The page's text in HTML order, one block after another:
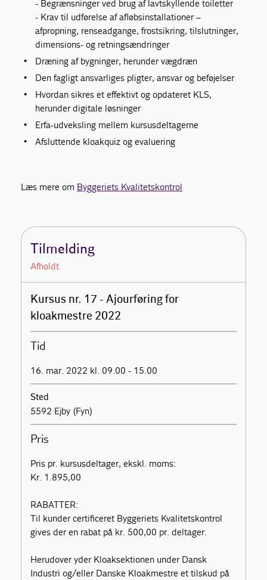
- Begrænsninger ved brug af lavtskyllende toiletter
- Krav til udførelse af afløbsinstallationer –
afpropning, renseadgange, frostsikring, tilslutninger,
dimensions- og retningsændringer
Dræning af bygninger, herunder vægdræn
Den fagligt ansvarliges pligter, ansvar og beføjelser
Hvordan sikres et effektivt og opdateret KLS,
herunder digitale løsninger
Erfa-udveksling mellem kursusdeltagerne
Afsluttende kloakquiz og evaluering
Læs mere om Byggeriets Kvalitetskontrol
Tilmelding
Afholdt
Kursus nr. 17 - Ajourføring for
kloakmestre 2022
Tid
16. mar. 2022 kl. 09.00 - 15.00
Sted
5592 Ejby (Fyn)
Pris
Pris pr. kursusdeltager, ekskl. moms:
Kr. 1.895,00
RABATTER:
Til kunder certificeret Byggeriets Kvalitetskontrol
gives der en rabat på kr. 500,00 pr. deltager.
Herudover yder Kloaksektionen under Dansk
Industri og/eller Danske Kloakmestre et tilskud på